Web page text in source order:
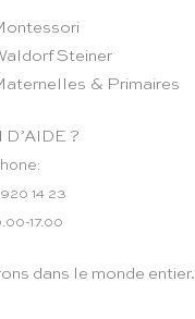
Steiner
& Primaires
?
14 23
17.00
dans le monde entier.